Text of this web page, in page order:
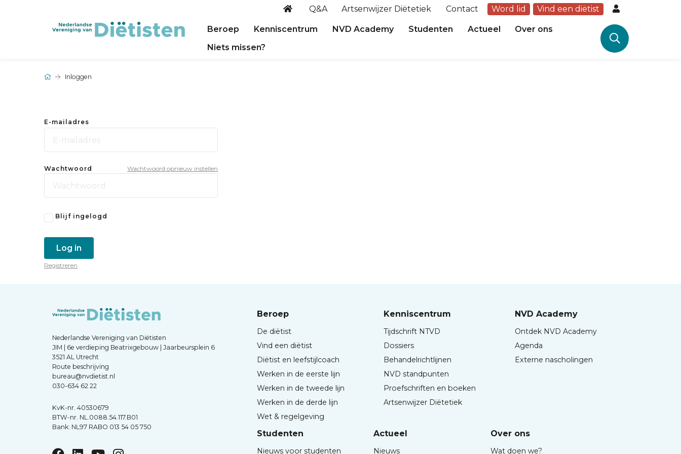
Q&A Artsenwijzer Diëtetiek Contact Word lid Vind een diëtist
Beroep Kenniscentrum NVD Academy Studenten Actueel
Over ons
Niets missen?
Inloggen
E-mailadres
Wachtwoord Wachtwoord opnieuw instellen
Blijf ingelogd
Log in
Registreren
Nederlandse Vereniging van Diëtisten
JIM | 6e verdieping Beatrixgebouw | Jaarbeursplein 6
3521 AL Utrecht
Route beschrijving
bureau@nvdietist.nl
030-634 62 22
KvK-nr. 40530679
BTW-nr. NL.0088.54.117.B01
Bank: NL97 RABO 013 54 05 750
Beroep
De diëtist
Vind een diëtist
Diëtist en leefstijlcoach
Werken in de eerste lijn
Werken in de tweede lijn
Werken in de derde lijn
Wet & regelgeving
Kenniscentrum
Tijdschrift NTVD
Dossiers
Behandelrichtlijnen
NVD standpunten
Proefschriften en boeken
Artsenwijzer Diëtetiek
NVD Academy
Ontdek NVD Academy
Agenda
Externe nascholingen
Studenten
Nieuws voor studenten
Actueel
Nieuws
Over ons
Wat doen we?